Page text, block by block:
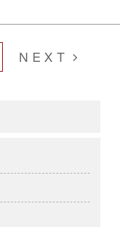
NEXT